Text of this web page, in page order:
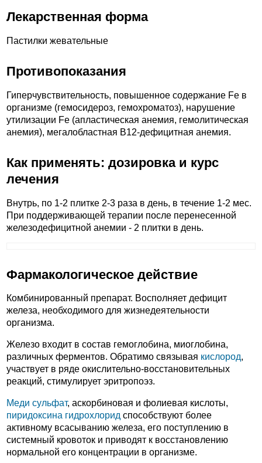
Лекарственная форма
Пастилки жевательные
Противопоказания
Гиперчувствительность, повышенное содержание Fe в
организме (гемосидероз, гемохроматоз), нарушение
утилизации Fe (апластическая анемия, гемолитическая
анемия), мегалобластная B12-дефицитная анемия.
Как применять: дозировка и курс
лечения
Внутрь, по 1-2 плитке 2-3 раза в день, в течение 1-2 мес.
При поддерживающей терапии после перенесенной
железодефицитной анемии - 2 плитки в день.
Фармакологическое действие
Комбинированный препарат. Восполняет дефицит
железа, необходимого для жизнедеятельности
организма.
Железо входит в состав гемоглобина, миоглобина,
различных ферментов. Обратимо связывая кислород,
участвует в ряде окислительно-восстановительных
реакций, стимулирует эритропоэз.
Меди сульфат, аскорбиновая и фолиевая кислоты,
пиридоксина гидрохлорид способствуют более
активному всасыванию железа, его поступлению в
системный кровоток и приводят к восстановлению
нормальной его концентрации в организме.